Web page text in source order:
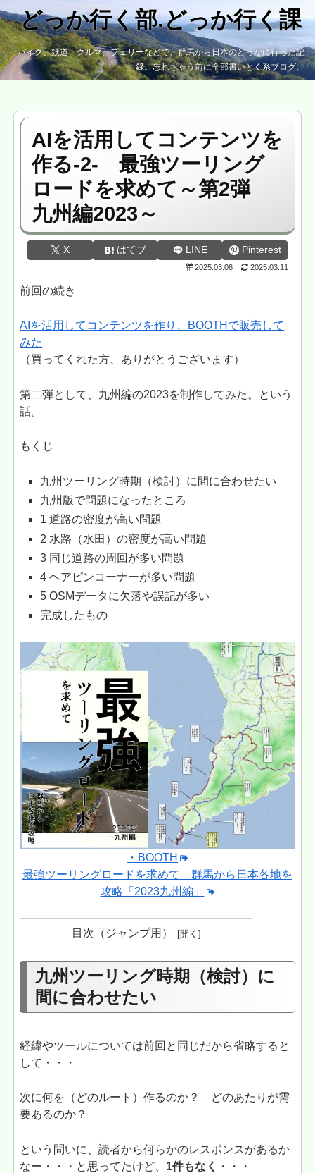
どっか行く部.どっか行く課
バイク、鉄道、クルマ、フェリーなどで、群馬から日本のどっかに行った記
録。忘れちゃう前に全部書いとく系ブログ。
AIを活用してコンテンツを
作る-2- 最強ツーリング
ロードを求めて～第2弾
九州編2023～
X はてブ LINE Pinterest
2025.03.08 2025.03.11
前回の続き
AIを活用してコンテンツを作り、BOOTHで販売して
みた
（買ってくれた方、ありがとうございます）
第二弾として、九州編の2023を制作してみた。という
話。
もくじ
九州ツーリング時期（検討）に間に合わせたい
九州版で問題になったところ
1 道路の密度が高い問題
2 水路（水田）の密度が高い問題
3 同じ道路の周回が多い問題
4 ヘアピンコーナーが多い問題
5 OSMデータに欠落や誤記が多い
完成したもの
・BOOTH
最強ツーリングロードを求めて 群馬から日本各地を
攻略「2023九州編」
目次（ジャンプ用）
九州ツーリング時期（検討）に
間に合わせたい
経緯やツールについては前回と同じだから省略すると
して・・・
次に何を（どのルート）作るのか？ どのあたりが需
要あるのか？
という問いに、読者から何らかのレスポンスがあるか
なー・・・と思ってたけど、 1件もなく ・・・